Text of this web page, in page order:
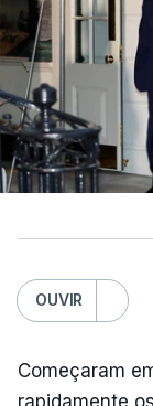
OUVIR
Começaram
rapidamente